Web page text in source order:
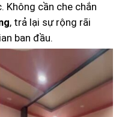
cần che chắn
, trả lại sự rộng rãi
ban đầu.